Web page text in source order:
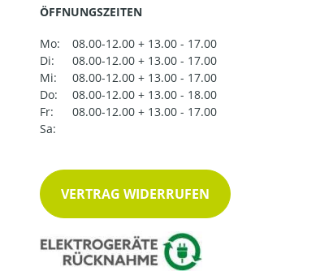
ÖFFNUNGSZEITEN
Mo:
08.00-12.00 + 13.00 - 17.00
Di:
08.00-12.00 + 13.00 - 17.00
Mi:
08.00-12.00 + 13.00 - 17.00
Do:
08.00-12.00 + 13.00 - 18.00
Fr:
08.00-12.00 + 13.00 - 17.00
Sa:
VERTRAG WIDERRUFEN